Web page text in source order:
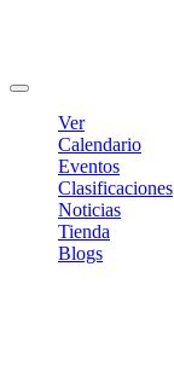
Ver
Calendario
Eventos
Clasificaciones
Noticias
Tienda
Blogs